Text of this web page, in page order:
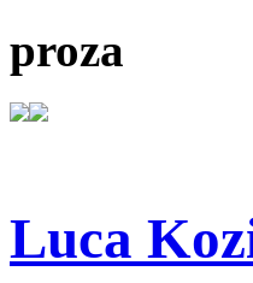
proza
Luca